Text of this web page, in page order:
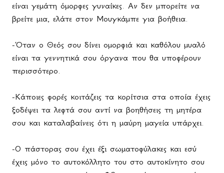
είναι γεμάτη όμορφες γυναίκες. Αν δεν μπορείτε να
βρείτε μια, ελάτε στον Μουγκάμπε για βοήθεια.
-Όταν ο Θεός σου δίνει ομορφιά και καθόλου μυαλό
είναι τα γεννητικά σου όργανα που θα υποφέρουν
περισσότερο.
-Κάποιες φορές κοιτάζεις τα κορίτσια στα οποία έχεις
ξοδέψει τα λεφτά σου αντί να βοηθήσεις τη μητέρα
σου και καταλαβαίνεις ότι η μαύρη μαγεία υπάρχει.
-Ο πάστορας σου έχει έξι σωματοφύλακες και εσύ
έχεις μόνο το αυτοκόλλητο του στο αυτοκίνητο σου